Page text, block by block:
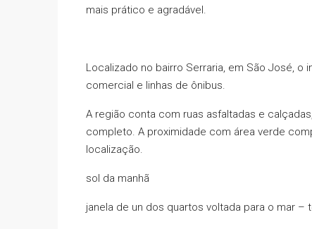
mais prático e agradável.
Localizado no bairro Serraria, em São José,
comercial e linhas de ônibus.
A região conta com ruas asfaltadas e
completo. A proximidade com área verde
localização.
sol da manhã
janela de un dos quartos voltada para o mar –